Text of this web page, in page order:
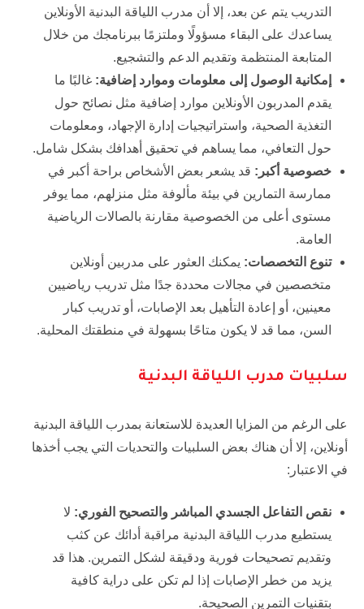
التدريب يتم عن بعد، إلا أن مدرب اللياقة البدنية الأونلاين
يساعدك على البقاء مسؤولًا وملتزمًا ببرنامجك من خلال
المتابعة المنتظمة وتقديم الدعم والتشجيع.
إمكانية الوصول إلى معلومات وموارد إضافية: غالبًا ما
يقدم المدربون الأونلاين موارد إضافية مثل نصائح حول
التغذية الصحية، واستراتيجيات إدارة الإجهاد، ومعلومات
حول التعافي، مما يساهم في تحقيق أهدافك بشكل شامل.
خصوصية أكبر: قد يشعر بعض الأشخاص براحة أكبر في
ممارسة التمارين في بيئة مألوفة مثل منزلهم، مما يوفر
مستوى أعلى من الخصوصية مقارنة بالصالات الرياضية
العامة.
تنوع التخصصات: يمكنك العثور على مدربين أونلاين
متخصصين في مجالات محددة جدًا مثل تدريب رياضيين
معينين، أو إعادة التأهيل بعد الإصابات، أو تدريب كبار
السن، مما قد لا يكون متاحًا بسهولة في منطقتك المحلية.
سلبيات مدرب اللياقة البدنية
على الرغم من المزايا العديدة للاستعانة بمدرب اللياقة البدنية
أونلاين، إلا أن هناك بعض السلبيات والتحديات التي يجب أخذها
في الاعتبار:
نقص التفاعل الجسدي المباشر والتصحيح الفوري: لا
يستطيع مدرب اللياقة البدنية مراقبة أدائك عن كثب
وتقديم تصحيحات فورية ودقيقة لشكل التمرين. هذا قد
يزيد من خطر الإصابات إذا لم تكن على دراية كافية
بتقنيات التمرين الصحيحة.